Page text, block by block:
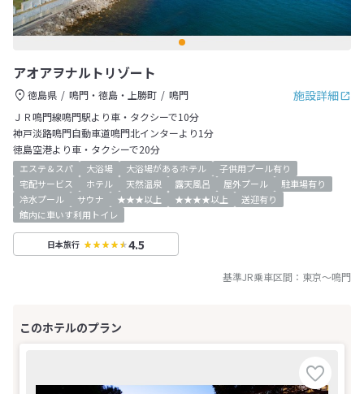
アオアヲナルトリゾート
施設詳細
徳島県 鳴門・徳島・上勝町
鳴門
ＪＲ鳴門線鳴門駅より車・タクシーで10分
神戸淡路鳴門自動車道鳴門北インターより1分
徳島空港より車・タクシーで20分
エステ＆スパ 大浴場 大浴場があるホテル
子供用プール有り
宅配サービス
ホテル 天然温泉 露天風呂 屋外プール
駐車場有り
冷水プール
サウナ ★★★以上 ★★★★以上
送迎有り
館内に車いす利用トイレ
日本旅行 4.5
基準JR乗車区間： 東京～鳴門